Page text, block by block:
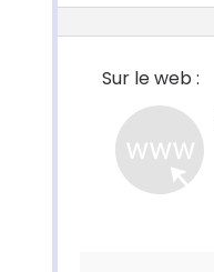
Sur le web :